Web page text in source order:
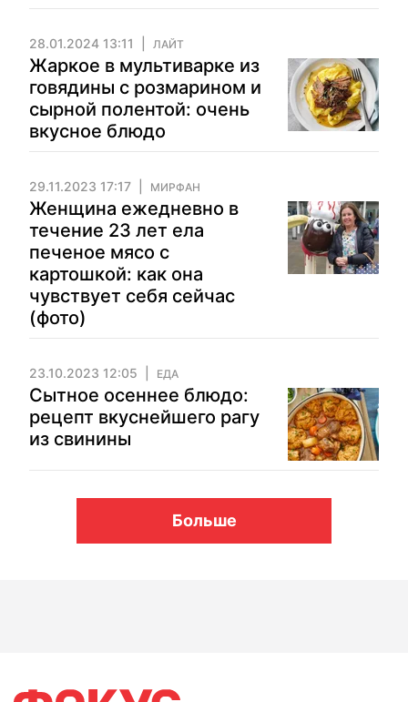
28.01.2024 13:11 ЛАЙТ
Жаркое в мультиварке из
говядины с розмарином и
сырной полентой: очень
вкусное блюдо
29.11.2023 17:17 МИРФАН
Женщина ежедневно в
течение 23 лет ела
печеное мясо с
картошкой: как она
чувствует себя сейчас
(фото)
23.10.2023 12:05 ЕДА
Сытное осеннее блюдо:
рецепт вкуснейшего рагу
из свинины
Больше